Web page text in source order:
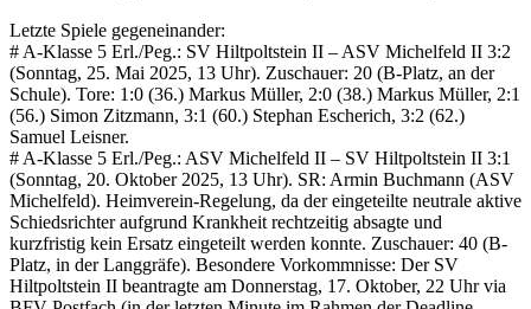
Letzte Spiele gegeneinander:
# A-Klasse 5 Erl./Peg.: SV Hiltpoltstein II – ASV Michelfeld II 3:2
(Sonntag, 25. Mai 2025, 13 Uhr). Zuschauer: 20 (B-Platz, an der
Schule). Tore: 1:0 (36.) Markus Müller, 2:0 (38.) Markus Müller, 2:1
(56.) Simon Zitzmann, 3:1 (60.) Stephan Escherich, 3:2 (62.)
Samuel Leisner.
# A-Klasse 5 Erl./Peg.: ASV Michelfeld II – SV Hiltpoltstein II 3:1
(Sonntag, 20. Oktober 2025, 13 Uhr). SR: Armin Buchmann (ASV
Michelfeld). Heimverein-Regelung, da der eingeteilte neutrale aktive
Schiedsrichter aufgrund Krankheit rechtzeitig absagte und
kurzfristig kein Ersatz eingeteilt werden konnte. Zuschauer: 40 (B-
Platz, in der Langgräfe). Besondere Vorkommnisse: Der SV
Hiltpoltstein II beantragte am Donnerstag, 17. Oktober, 22 Uhr via